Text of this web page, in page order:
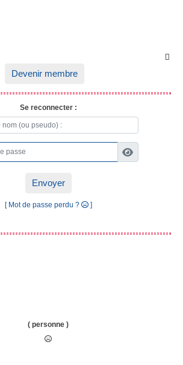

Devenir membre
Se reconnecter :
Envoyer
[ Mot de passe perdu ? ]
( personne )